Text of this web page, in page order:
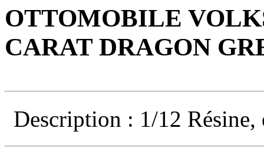
OTTOMOBILE
CARAT DRAGON
Description : 1/12